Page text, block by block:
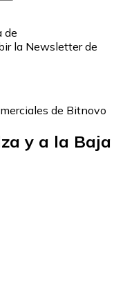
de
la Newsletter de
de Bitnovo
y a la Baja